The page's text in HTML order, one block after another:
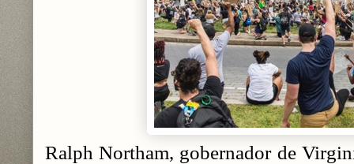
Ralph Northam, gobernador de